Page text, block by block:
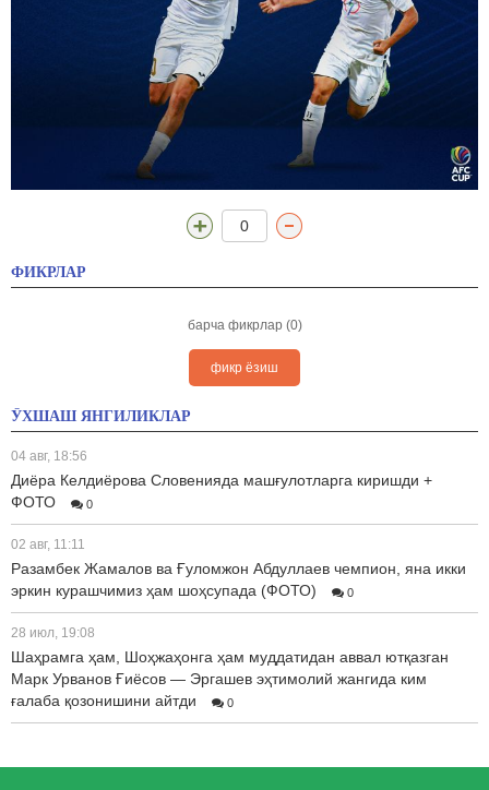
0
ФИКРЛАР
барча фикрлар (0)
фикр ёзиш
ЎХШАШ ЯНГИЛИКЛАР
04 авг, 18:56
Диёра Келдиёрова Словенияда машғулотларга киришди +
ФОТО
0
02 авг, 11:11
Разамбек Жамалов ва Ғуломжон Абдуллаев чемпион, яна икки
эркин курашчимиз ҳам шоҳсупада (ФОТО)
0
28 июл, 19:08
Шаҳрамга ҳам, Шоҳжаҳонга ҳам муддатидан аввал ютқазган
Марк Урванов Ғиёсов — Эргашев эҳтимолий жангида ким
ғалаба қозонишини айтди
0